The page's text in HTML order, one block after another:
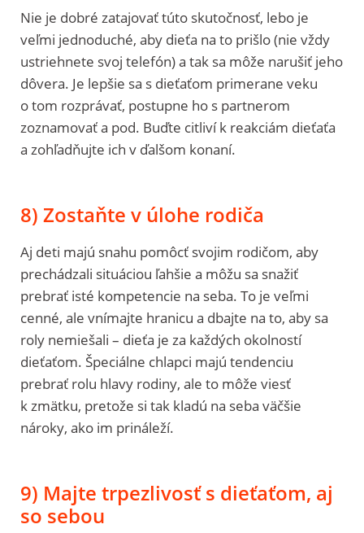
Nie je dobré zatajovať túto skutočnosť, lebo je
veľmi jednoduché, aby dieťa na to prišlo (nie vždy
ustriehnete svoj telefón) a tak sa môže narušiť jeho
dôvera. Je lepšie sa s dieťaťom primerane veku
o tom rozprávať, postupne ho s partnerom
zoznamovať a pod. Buďte citliví k reakciám dieťaťa
a zohľadňujte ich v ďalšom konaní.
8) Zostaňte v úlohe rodiča
Aj deti majú snahu pomôcť svojim rodičom, aby
prechádzali situáciou ľahšie a môžu sa snažiť
prebrať isté kompetencie na seba. To je veľmi
cenné, ale vnímajte hranicu a dbajte na to, aby sa
roly nemiešali – dieťa je za každých okolností
dieťaťom. Špeciálne chlapci majú tendenciu
prebrať rolu hlavy rodiny, ale to môže viesť
k zmätku, pretože si tak kladú na seba väčšie
nároky, ako im prináleží.
9) Majte trpezlivosť s dieťaťom, aj
so sebou